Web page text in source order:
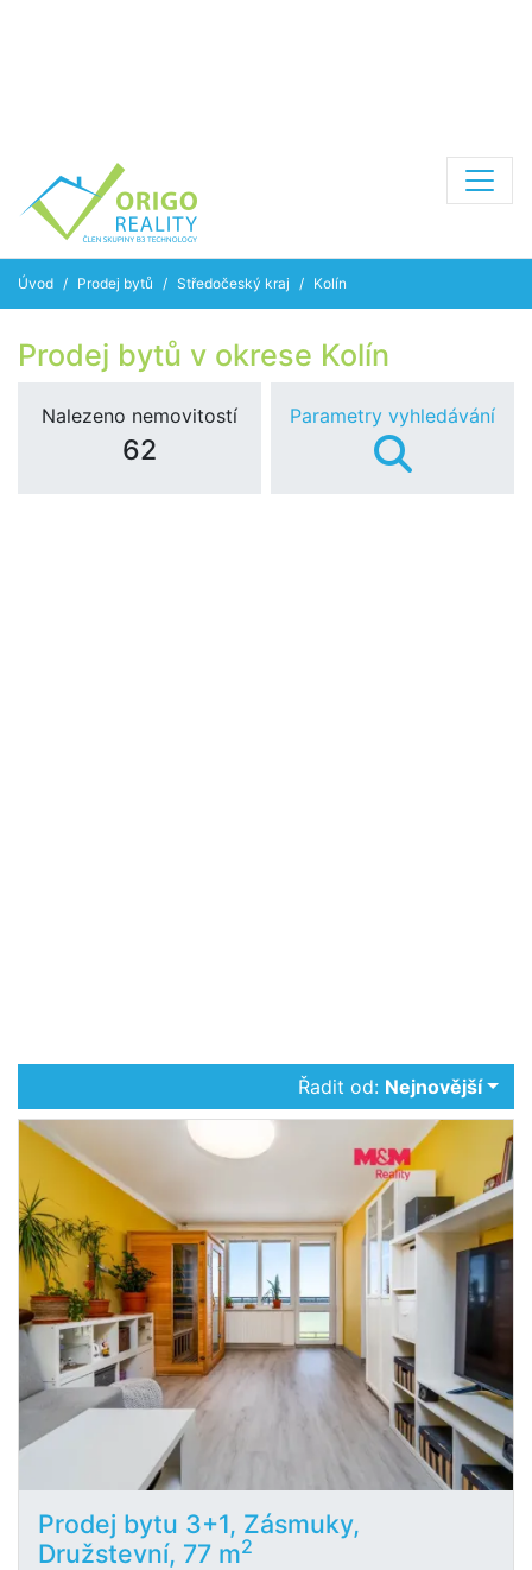
Úvod Prodej bytů Středočeský kraj Kolín
Prodej bytů v okrese Kolín
Nalezeno nemovitostí
62
Parametry vyhledávání
Řadit od: Nejnovější
Prodej bytu 3+1, Zásmuky,
Družstevní, 77 m2